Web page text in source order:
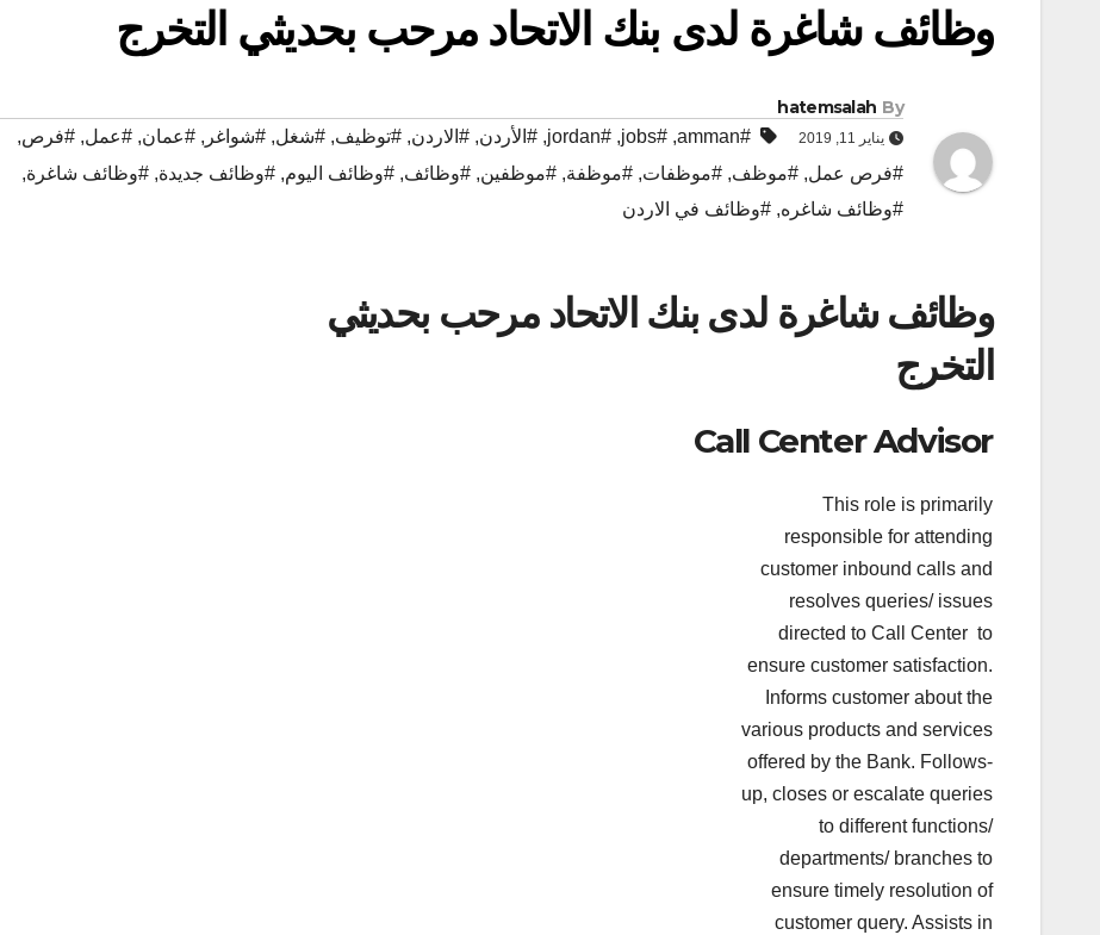
وظائف شاغرة لدى بنك الاتحاد مرحب بحديثي التخرج
By
hatemsalah
يناير 11, 2019 #amman
,
#jobs
,
#jordan
, #الأردن, #الاردن, #توظيف, #شغل, #شواغر , #عمان, #عمل, #فرص,
#فرص عمل, #موظف, #موظفات, #موظفة, #موظفين, #وظائف, #وظائف اليوم, #وظائف جديدة, #وظائف شاغرة,
#وظائف شاغره, #وظائف في الاردن
وظائف شاغرة لدى بنك الاتحاد مرحب بحديثي
التخرج
Call Center Advisor
This role is primarily
responsible for attending
customer inbound calls and
resolves queries/ issues
directed to Call Center to
ensure customer satisfaction.
Informs customer about the
various products and services
offered by the Bank. Follows-
up, closes or escalate queries
to different functions/
departments/ branches to
ensure timely resolution of
customer query. Assists in